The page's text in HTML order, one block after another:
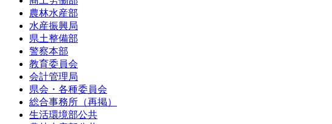
農林水産部
水産振興局
県土整備部
警察本部
教育委員会
会計管理局
県会・各種委員会
総合事務所（再掲）
生活環境部公共